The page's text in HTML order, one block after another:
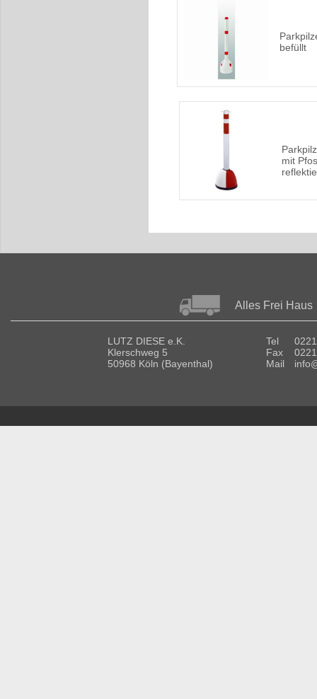
befüllt
mit
Alles Frei Haus
LUTZ DIESE e.K.
Klerschweg 5
50968 Köln (Bayenthal)
Tel
Fax
Mail